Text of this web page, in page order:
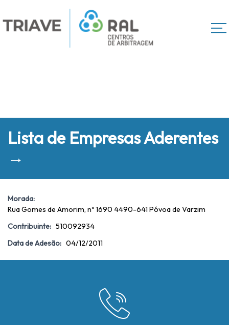
Lista de Empresas Aderentes
→
Morada:
Rua Gomes de Amorim, nº 1690 4490-641 Póvoa de Varzim
Contribuinte: 510092934
Data de Adesão: 04/12/2011